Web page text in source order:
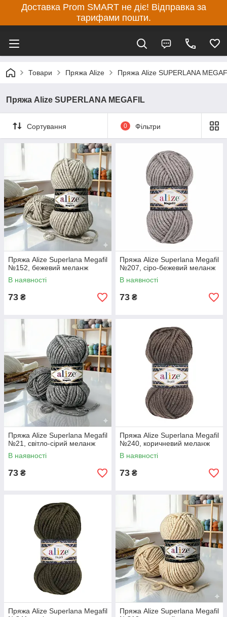
Доставка Prom SMART не діє! Відправка за
тарифами пошти.
Товари Пряжа Alize Пряжа Alize SUPERLANA
Пряжа Alize SUPERLANA MEGAFIL
Сортування 0 Фільтри
Пряжа Alize Superlana Megafil
№152, бежевий меланж
В наявності
73 ₴
Пряжа Alize Superlana Megafil
№207, сіро-бежевий меланж
В наявності
73 ₴
Пряжа Alize Superlana Megafil
№21, світло-сірий меланж
В наявності
73 ₴
Пряжа Alize Superlana Megafil
№240, коричневий меланж
В наявності
73 ₴
Пряжа Alize Superlana Megafil
Пряжа Alize Superlana Megafil